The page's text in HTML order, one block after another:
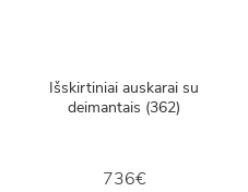
Išskirtiniai auskarai su
deimantais (362)
736€